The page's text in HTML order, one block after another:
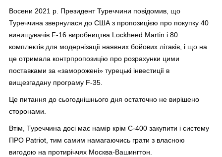
Восени 2021 р. Президент Туреччини повідомив, що
Туреччина звернулася до США з пропозицією про покупку 40
винищувачів F-16 виробництва Lockheed Martin і 80
комплектів для модернізації наявних бойових літаків, і що на
це отримала контрпропозицію про розрахунки цими
поставками за «заморожені» турецькі інвестиції в
вищезгадану програму F-35.
Це питання до сьогоднішнього дня остаточно не вирішено
сторонами.
Втім, Туреччина досі має намір крім С-400 закупити і систему
ПРО Patriot, тим самим намагаючись грати з власною
вигодою на протиріччях Москва-Вашингтон.